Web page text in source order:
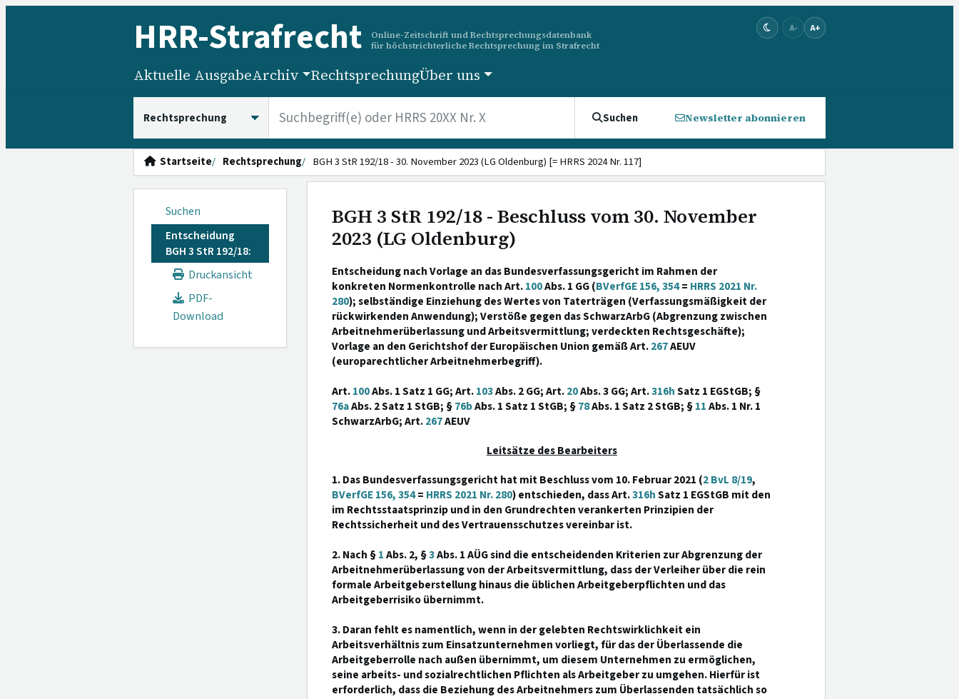
HRR-Strafrecht
Online-Zeitschrift und Rechtsprechungsdatenbank
für höchstrichterliche Rechtsprechung im Strafrecht
A- A+
Aktuelle AusgabeArchiv RechtsprechungÜber uns
Suchen Newsletter abonnieren
Startseite Rechtsprechung BGH 3 StR 192/18 - 30. November 2023 (LG Oldenburg) [= HRRS 2024 Nr. 117]
Suchen
Entscheidung
BGH 3 StR 192/18:
Druckansicht
PDF-
Download
BGH 3 StR 192/18 - Beschluss vom 30. November
2023 (LG Oldenburg)
Entscheidung nach Vorlage an das Bundesverfassungsgericht im Rahmen der
konkreten Normenkontrolle nach Art.100Abs. 1 GG (BVerfGE 156, 354= HRRS 2021 Nr.
280); selbständige Einziehung des Wertes von Taterträgen (Verfassungsmäßigkeit der
rückwirkenden Anwendung); Verstöße gegen das SchwarzArbG (Abgrenzung zwischen
Arbeitnehmerüberlassung und Arbeitsvermittlung; verdeckten Rechtsgeschäfte);
Vorlage an den Gerichtshof der Europäischen Union gemäß Art.267AEUV
(europarechtlicher Arbeitnehmerbegriff).
Art.100Abs. 1 Satz 1 GG; Art.103Abs. 2 GG; Art.20Abs. 3 GG; Art.316hSatz 1 EGStGB; §
76aAbs. 2 Satz 1 StGB; §76bAbs. 1 Satz 1 StGB; §78Abs. 1 Satz 2 StGB; §11Abs. 1 Nr. 1
SchwarzArbG; Art.267AEUV
Leitsätze des Bearbeiters
1. Das Bundesverfassungsgericht hat mit Beschluss vom 10. Februar 2021 (2 BvL 8/19,
BVerfGE 156, 354= HRRS 2021 Nr. 280) entschieden, dass Art.316hSatz 1 EGStGB mit den
im Rechtsstaatsprinzip und in den Grundrechten verankerten Prinzipien der
Rechtssicherheit und des Vertrauensschutzes vereinbar ist.
2. Nach §1Abs. 2, §3Abs. 1 AÜG sind die entscheidenden Kriterien zur Abgrenzung der
Arbeitnehmerüberlassung von der Arbeitsvermittlung, dass der Verleiher über die rein
formale Arbeitgeberstellung hinaus die üblichen Arbeitgeberpflichten und das
Arbeitgeberrisiko übernimmt.
3. Daran fehlt es namentlich, wenn in der gelebten Rechtswirklichkeit ein
Arbeitsverhältnis zum Einsatzunternehmen vorliegt, für das der Überlassende die
Arbeitgeberrolle nach außen übernimmt, um diesem Unternehmen zu ermöglichen,
seine arbeits- und sozialrechtlichen Pflichten als Arbeitgeber zu umgehen. Hierfür ist
erforderlich, dass die Beziehung des Arbeitnehmers zum Überlassenden tatsächlich so